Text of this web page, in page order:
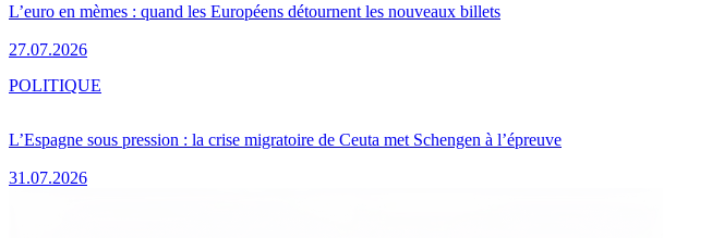
L’euro en mèmes : quand les Européens détournent les nouveaux billets
27.07.2026
L’Espagne sous pression : la crise migratoire de Ceuta met Schengen à l’épreuve
31.07.2026
POLITIQUE